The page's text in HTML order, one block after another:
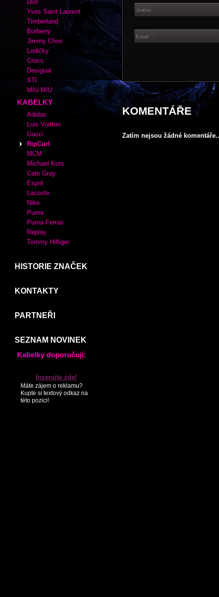
VLOŽIT
Puma
Puma Ferrari
Replay
S.Oliver
Tommy Hilfiger
Dr. Martens
Manolo Blahnik
Dior
Yves Saint Laurent
Timberland
Burberry
Jimmy Choo
Lodičky
Crocs
Desigual
XTI
MIU MIU
KABELKY
Adidas
Luis Vuitton
Gucci
RipCurl
MCM
Michael Kors
Cate Gray
Lacoste
Puma Ferrari
Tommy Hilfiger
HISTORIE ZNAČEK
PARTNEŘI